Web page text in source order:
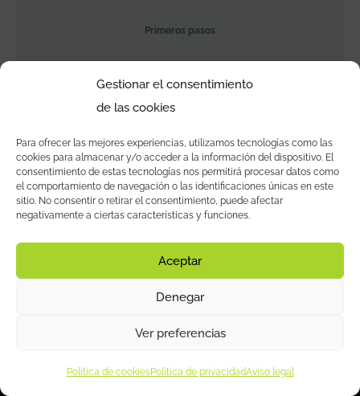
Gestionar el consentimiento
de las cookies
Para ofrecer las mejores experiencias, utilizamos tecnologías como las
cookies para almacenar y/o acceder a la información del dispositivo. El
consentimiento de estas tecnologías nos permitirá procesar datos como
el comportamiento de navegación o las identificaciones únicas en este
sitio. No consentir o retirar el consentimiento, puede afectar
negativamente a ciertas características y funciones.
Aceptar
Denegar
Ver preferencias
Política de cookiesPolítica de privacidadAviso legal
Primeros pasos
© Emotional Hospitality – Agustín Herrera | Email:
privacidad|Política de cookies